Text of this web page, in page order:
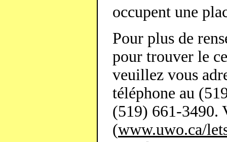
occupent une
Pour plus de
pour trouver le
veuillez vous
téléphone au
(519) 661-3490.
(www.uwo.ca/